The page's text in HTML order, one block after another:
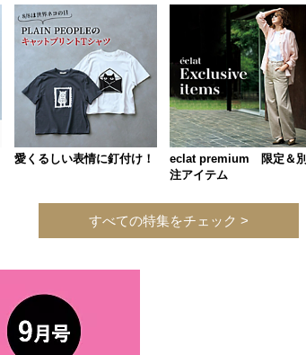
愛くるしい表情に釘付け！
eclat premium 限定＆別
注アイテム
すべての特集をチェック >